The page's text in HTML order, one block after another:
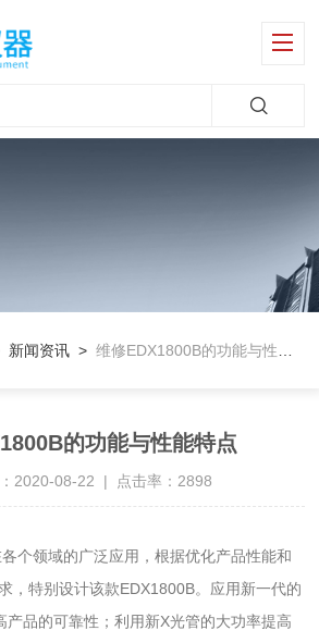
新闻资讯 >维修EDX1800B的功能与性能特点
的功能与性能特点
2020-08-22 | 点击率：2898
个领域的广泛应用，根据优化产品性能和
，特别设计该款EDX1800B。应用新一代的
产品的可靠性；利用新X光管的大功率提高